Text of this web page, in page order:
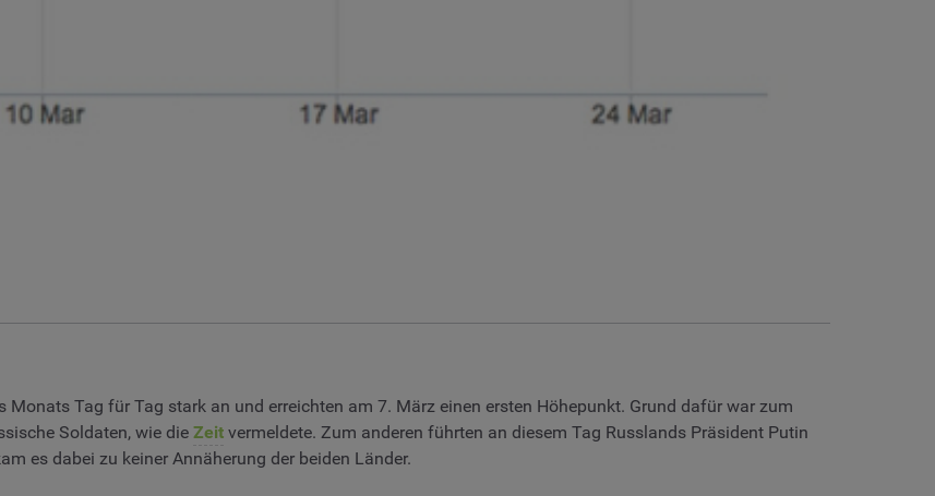
Tag für Tag stark an und erreichten am 7. März einen ersten Höhepunkt. Grund dafür war zum
Soldaten, wie die Zeit vermeldete. Zum anderen führten an diesem Tag Russlands Präsident Putin
es dabei zu keiner Annäherung der beiden Länder.